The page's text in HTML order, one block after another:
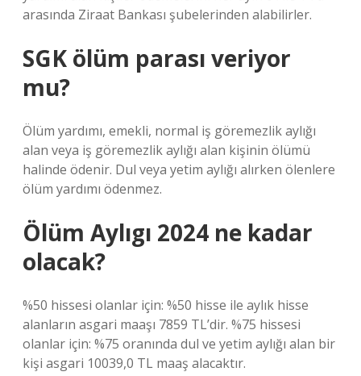
arasında Ziraat Bankası şubelerinden alabilirler.
SGK ölüm parası veriyor
mu?
Ölüm yardımı, emekli, normal iş göremezlik aylığı
alan veya iş göremezlik aylığı alan kişinin ölümü
halinde ödenir. Dul veya yetim aylığı alırken ölenlere
ölüm yardımı ödenmez.
Ölüm Aylıgı 2024 ne kadar
olacak?
%50 hissesi olanlar için: %50 hisse ile aylık hisse
alanların asgari maaşı 7859 TL’dir. %75 hissesi
olanlar için: %75 oranında dul ve yetim aylığı alan bir
kişi asgari 10039,0 TL maaş alacaktır.